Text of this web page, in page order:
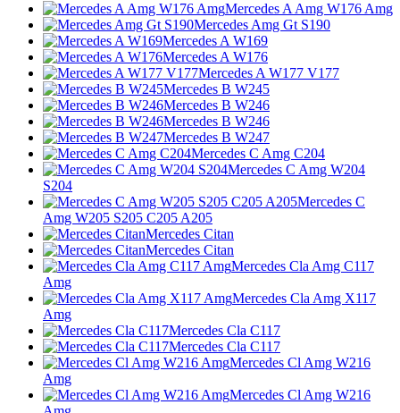
Mercedes A Amg W176 Amg
Mercedes Amg Gt S190
Mercedes A W169
Mercedes A W176
Mercedes A W177 V177
Mercedes B W245
Mercedes B W246
Mercedes B W246
Mercedes B W247
Mercedes C Amg C204
Mercedes C Amg W204
S204
Mercedes C
Amg W205 S205 C205 A205
Mercedes Citan
Mercedes Citan
Mercedes Cla Amg C117
Amg
Mercedes Cla Amg X117
Amg
Mercedes Cla C117
Mercedes Cla C117
Mercedes Cl Amg W216
Amg
Mercedes Cl Amg W216